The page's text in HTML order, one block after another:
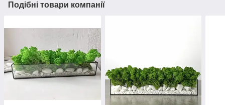
Подібні товари компанії